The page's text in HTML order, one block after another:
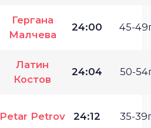
Гергана
Малчева
24:00 45-
Латин
Костов
24:04 50-
Petar Petrov 24:12 35-